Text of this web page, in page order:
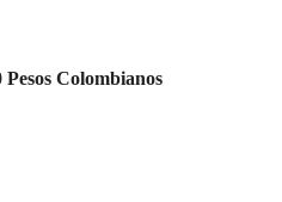
Pesos Colombianos